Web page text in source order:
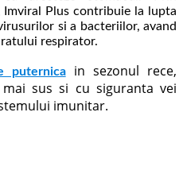
Plus contribuie la lupta
si a bacteriilor, avand
respirator.
puternicain sezonul rece,
sus si cu siguranta vei
imunitar.